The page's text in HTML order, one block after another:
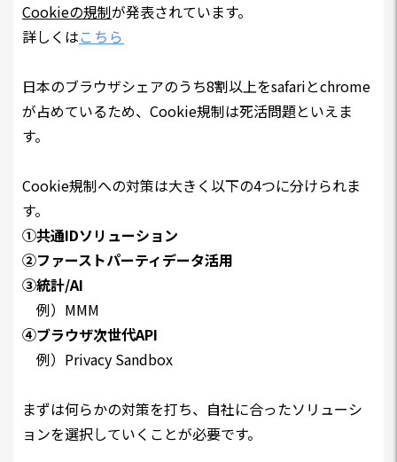
Cookieの規制が発表されています。
詳しくはこちら
日本のブラウザシェアのうち8割以上をsafariとchrome
が占めているため、Cookie規制は死活問題といえま
す。
Cookie規制への対策は大きく以下の4つに分けられま
す。
①共通IDソリューション
②ファーストパーティデータ活用
③統計/AI
例）MMM
④ブラウザ次世代API
例）Privacy Sandbox
まずは何らかの対策を打ち、自社に合ったソリューシ
ョンを選択していくことが必要です。